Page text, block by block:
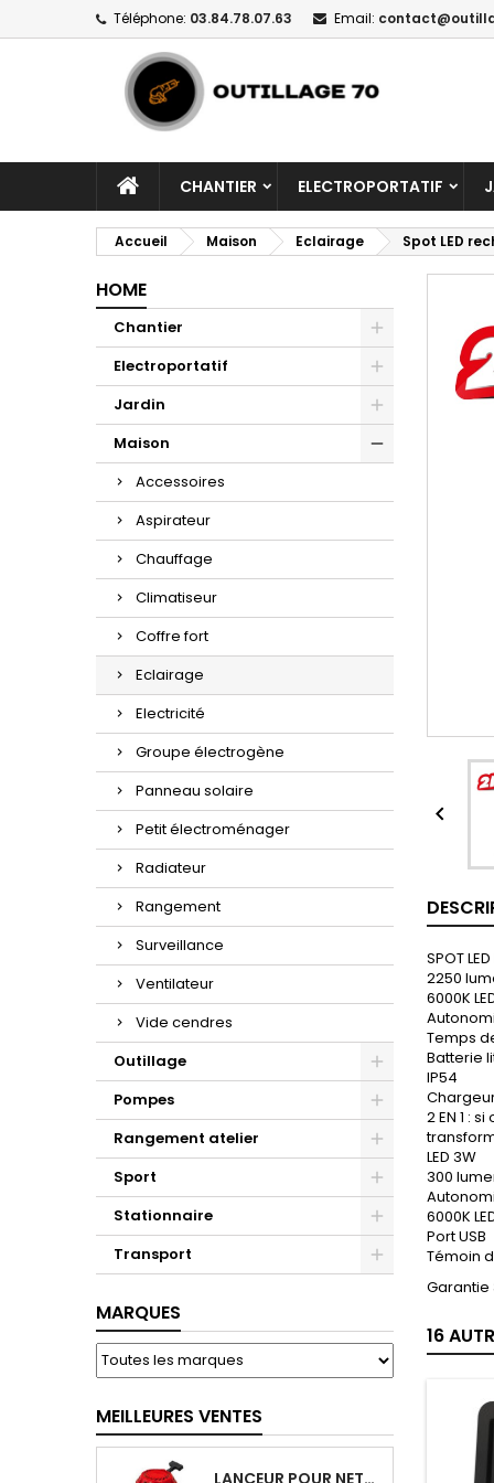
Téléphone: 03.84.78.07.63 Email:
CHANTIER ELECTROPORTATIF
Accueil Maison Eclairage Spot LED
HOME
Chantier
Electroportatif
Jardin
Maison
Accessoires
Aspirateur
Chauffage
Climatiseur
Coffre fort
Eclairage
Electricité
Groupe électrogène
Panneau solaire
Petit électroménager
Radiateur
Rangement
Surveillance
Ventilateur
Vide cendres
Outillage
Pompes
Rangement atelier
Sport
Stationnaire
Transport
MARQUES
MEILLEURES VENTES
LANCEUR POUR NETTOYEUR HP THERMIQUE - BRICK

SPOT
2250
6000K
Temps
Batterie
IP54
2 EN 1 :
LED 3W
300
6000K
Port USB
Témoin
Garantie
16